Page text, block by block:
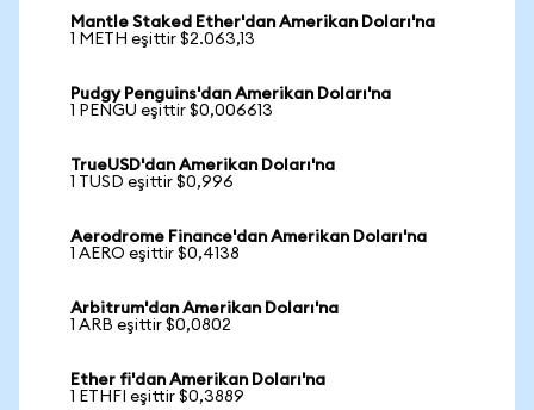
Mantle Staked Ether'dan Amerikan Doları'na
1 METH eşittir $2.063,13
Pudgy Penguins'dan Amerikan Doları'na
1 PENGU eşittir $0,006613
TrueUSD'dan Amerikan Doları'na
1 TUSD eşittir $0,996
Aerodrome Finance'dan Amerikan Doları'na
1 AERO eşittir $0,4138
Arbitrum'dan Amerikan Doları'na
1 ARB eşittir $0,0802
Ether fi'dan Amerikan Doları'na
1 ETHFI eşittir $0,3889